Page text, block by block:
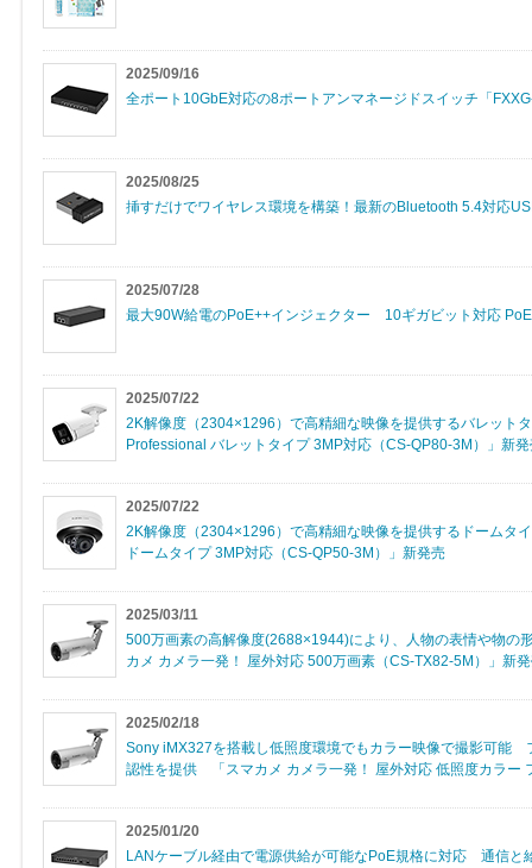
2025/09/16
全ポート10GbE対応の8ポートアンマネージドスイッチ「
2025/08/25
挿すだけでワイヤレス環境を構築！最新のBluetooth 5.4対応
2025/07/28
最大90W給電のPoE++インジェクター 10ギガビット対応
2025/07/22
2K解像度（2304×1296）で高精細な映像を提供するバレット
Professional バレットタイプ 3MP対応（CS-QP80-3M）」新
2025/07/22
2K解像度（2304×1296）で高精細な映像を提供するドームタ
ドームタイプ 3MP対応（CS-QP50-3M）」新発売
2025/03/11
500万画素の高解像度(2688×1944)により、人物の表情や物
カメ カメラ一発！ 屋外対応 500万画素（CS-TX82-5M）」新
2025/02/18
Sony iMX327を搭載し低照度環境でもカラー映像で撮影可能
認性を提供 「スマカメ カメラ一発！ 屋外対応 低照度カラー
2025/01/20
LANケーブル経由で電源供給が可能なPoE規格に対応 通信と